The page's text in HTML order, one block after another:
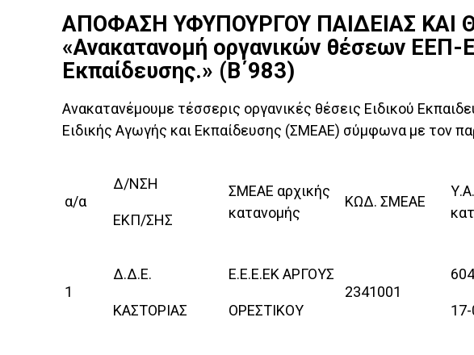
ΑΠΟΦΑΣΗ ΥΦΥΠΟΥΡΓΟΥ ΠΑΙΔΕΙΑΣ ΚΑΙ
«Ανακατανομή οργανικών θέσεων ΕΕΠ-
Εκπαίδευσης.» (Β΄983)
Ανακατανέμουμε τέσσερις οργανικές θέσεις Ειδικού
Ειδικής Αγωγής και Εκπαίδευσης (ΣΜΕΑΕ) σύμφωνα με τον
α/α
Δ/ΝΣΗ
ΕΚΠ/ΣΗΣ
ΣΜΕΑΕ αρχικής
κατανομής
ΚΩΔ. ΣΜΕΑΕ
1
Δ.Δ.Ε.
ΚΑΣΤΟΡΙΑΣ
Ε.Ε.Ε.ΕΚ ΑΡΓΟΥΣ
ΟΡΕΣΤΙΚΟΥ
2341001